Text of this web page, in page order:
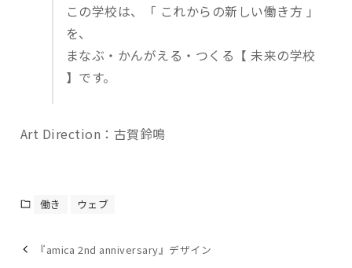
この学校は、「 これからの新しい働き方 」
を、
まなぶ・かんがえる・つくる【 未来の学校
】です。
Art Direction：古賀鈴鳴
働き ウェブ
『amica 2nd anniversary』デザイン